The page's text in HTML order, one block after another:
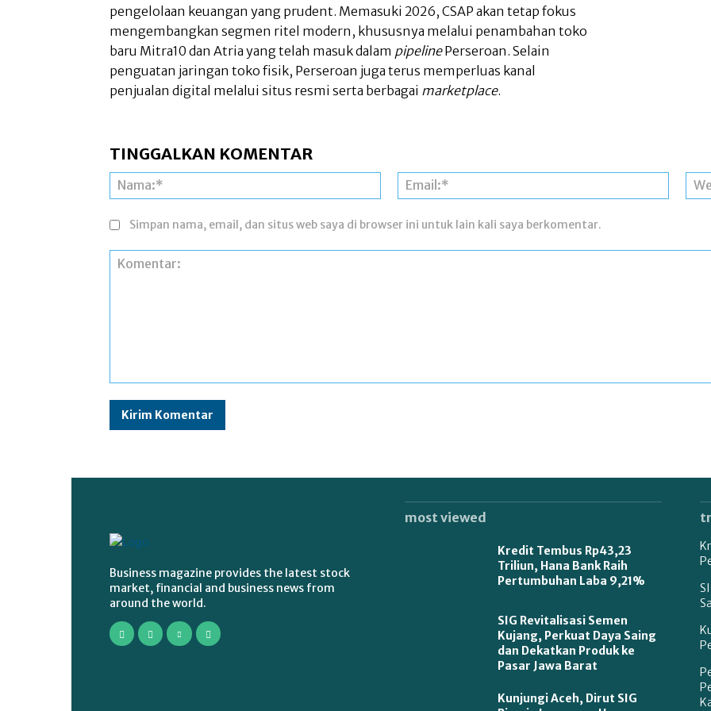
pengelolaan keuangan yang prudent. Memasuki 2026, CSAP akan tetap fokus
mengembangkan segmen ritel modern, khususnya melalui penambahan toko
baru Mitra10 dan Atria yang telah masuk dalam pipelinePerseroan. Selain
penguatan jaringan toko fisik, Perseroan juga terus memperluas kanal
penjualan digital melalui situs resmi serta berbagai marketplace.
TINGGALKAN KOMENTAR
Nama:* Email:*
Simpan nama, email, dan situs web saya di browser ini untuk lain kali saya berkomentar.
Business magazine provides the latest stock
market, financial and business news from
around the world.
most viewed
Kredit Tembus Rp43,23
Triliun, Hana Bank Raih
Pertumbuhan Laba 9,21%
SIG Revitalisasi Semen
Kujang, Perkuat Daya Saing
dan Dekatkan Produk ke
Pasar Jawa Barat
Kunjungi Aceh, Dirut SIG